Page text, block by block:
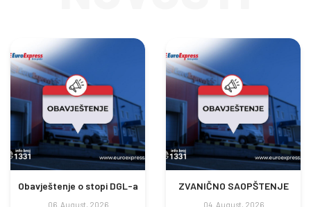
Obavještenje o stopi DGL-a
06. August, 2026
ZVANIČNO SAOPŠTENJE
04. August, 2026